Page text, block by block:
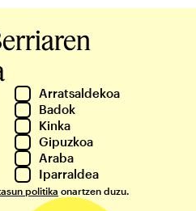
Arratsaldekoa
Badok
Kinka
Gipuzkoa
Araba
Iparraldea
politika onartzen duzu.